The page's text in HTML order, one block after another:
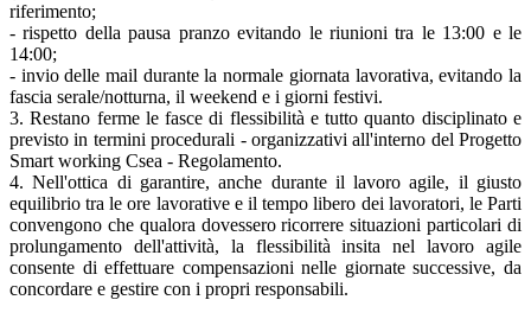
riferimento;
- rispetto della pausa pranzo evitando le riunioni tra le 13:00 e le
14:00;
- invio delle mail durante la normale giornata lavorativa, evitando la
fascia serale/notturna, il weekend e i giorni festivi.
3. Restano ferme le fasce di flessibilità e tutto quanto disciplinato e
previsto in termini procedurali - organizzativi all'interno del Progetto
Smart working Csea - Regolamento.
4. Nell'ottica di garantire, anche durante il lavoro agile, il giusto
equilibrio tra le ore lavorative e il tempo libero dei lavoratori, le Parti
convengono che qualora dovessero ricorrere situazioni particolari di
prolungamento dell'attività, la flessibilità insita nel lavoro agile
consente di effettuare compensazioni nelle giornate successive, da
concordare e gestire con i propri responsabili.